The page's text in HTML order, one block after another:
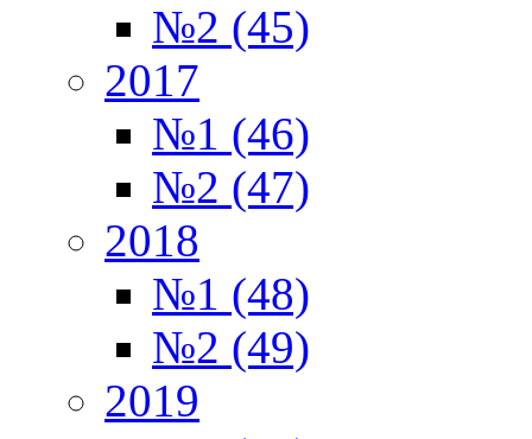
№2 (45)
2017
№1 (46)
№2 (47)
2018
№1 (48)
№2 (49)
2019